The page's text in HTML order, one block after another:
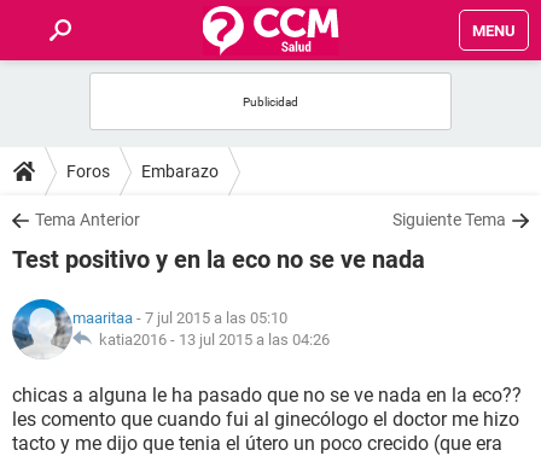
MENU
FOROS
SALUD
FAMILIA
NUTRICIÓN
BIENESTAR
Foros Embarazo
Tema Anterior Siguiente Tema
Test positivo y en la eco no se ve nada
maaritaa - 7 jul 2015 a las 05:10
katia2016 - 13 jul 2015 a las 04:26
chicas a alguna le ha pasado que no se ve nada en la eco??
les comento que cuando fui al ginecólogo el doctor me hizo
tacto y me dijo que tenia el útero un poco crecido (que era